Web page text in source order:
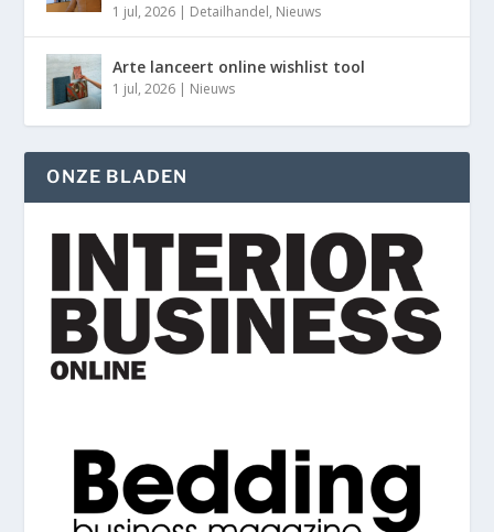
1 jul, 2026 | Detailhandel, Nieuws
Arte lanceert online wishlist tool
1 jul, 2026 | Nieuws
ONZE BLADEN